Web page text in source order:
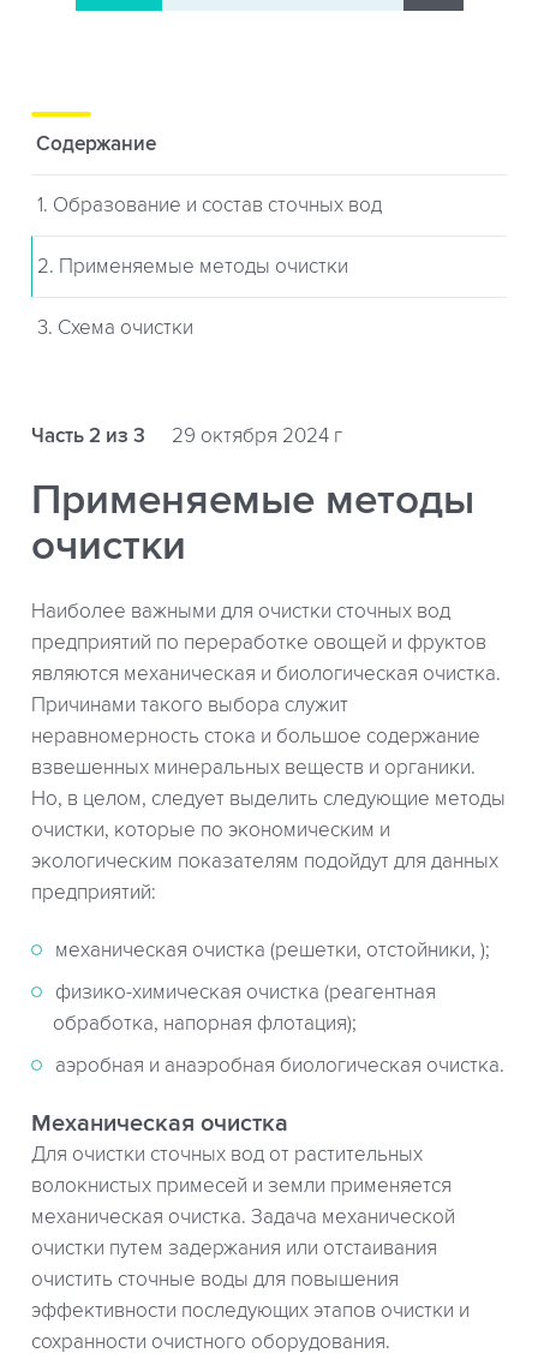
Содержание
1. Образование и состав сточных вод
2. Применяемые методы очистки
3. Cхема очистки
Часть 2 из 3 29 октября 2024 г
Применяемые методы
очистки
Наиболее важными для очистки сточных вод
предприятий по переработке овощей и фруктов
являются механическая и биологическая очистка.
Причинами такого выбора служит
неравномерность стока и большое содержание
взвешенных минеральных веществ и органики.
Но, в целом, следует выделить следующие методы
очистки, которые по экономическим и
экологическим показателям подойдут для данных
предприятий:
механическая очистка (решетки, отстойники, );
физико-химическая очистка (реагентная
обработка, напорная флотация);
аэробная и анаэробная биологическая очистка.
Механическая очистка
Для очистки сточных вод от растительных
волокнистых примесей и земли применяется
механическая очистка. Задача механической
очистки путем задержания или отстаивания
очистить сточные воды для повышения
эффективности последующих этапов очистки и
сохранности очистного оборудования.